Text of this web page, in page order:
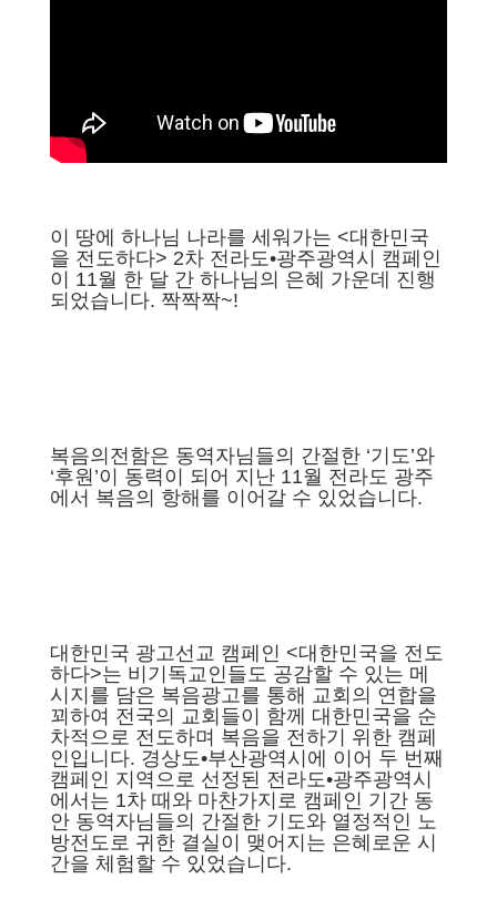
이 땅에 하나님 나라를 세워가는 <대한민국
을 전도하다> 2차 전라도•광주광역시 캠페인
이 11월 한 달 간 하나님의 은혜 가운데 진행
되었습니다. 짝짝짝~!
복음의전함은 동역자님들의 간절한 ‘기도’와
‘후원’이 동력이 되어 지난 11월 전라도 광주
에서 복음의 항해를 이어갈 수 있었습니다.
대한민국 광고선교 캠페인 <대한민국을 전도
하다>는 비기독교인들도 공감할 수 있는 메
시지를 담은 복음광고를 통해 교회의 연합을
꾀하여 전국의 교회들이 함께 대한민국을 순
차적으로 전도하며 복음을 전하기 위한 캠페
인입니다. 경상도•부산광역시에 이어 두 번째
캠페인 지역으로 선정된 전라도•광주광역시
에서는 1차 때와 마찬가지로 캠페인 기간 동
안 동역자님들의 간절한 기도와 열정적인 노
방전도로 귀한 결실이 맺어지는 은혜로운 시
간을 체험할 수 있었습니다.